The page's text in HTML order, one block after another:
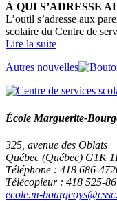
À QUI S’ADRESSE
L’outil s’adresse aux
scolaire du Centre de
Lire la suite
Autres nouvelles
École Marguerite-
325, avenue des Oblats
Québec (Québec) G1K
Téléphone : 418 686-
Télécopieur : 418 525-
ecole.m-